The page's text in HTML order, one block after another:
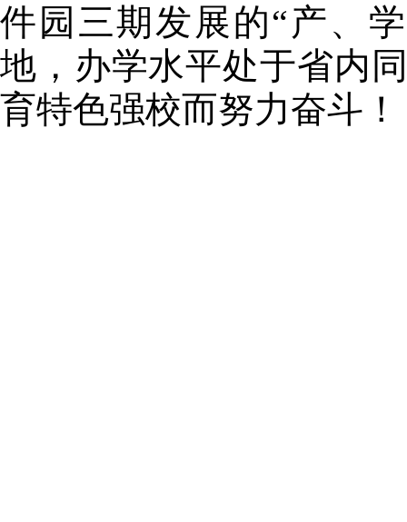
件园三期发展的“产、
地，办学水平处于省内
育特色强校而努力奋斗！